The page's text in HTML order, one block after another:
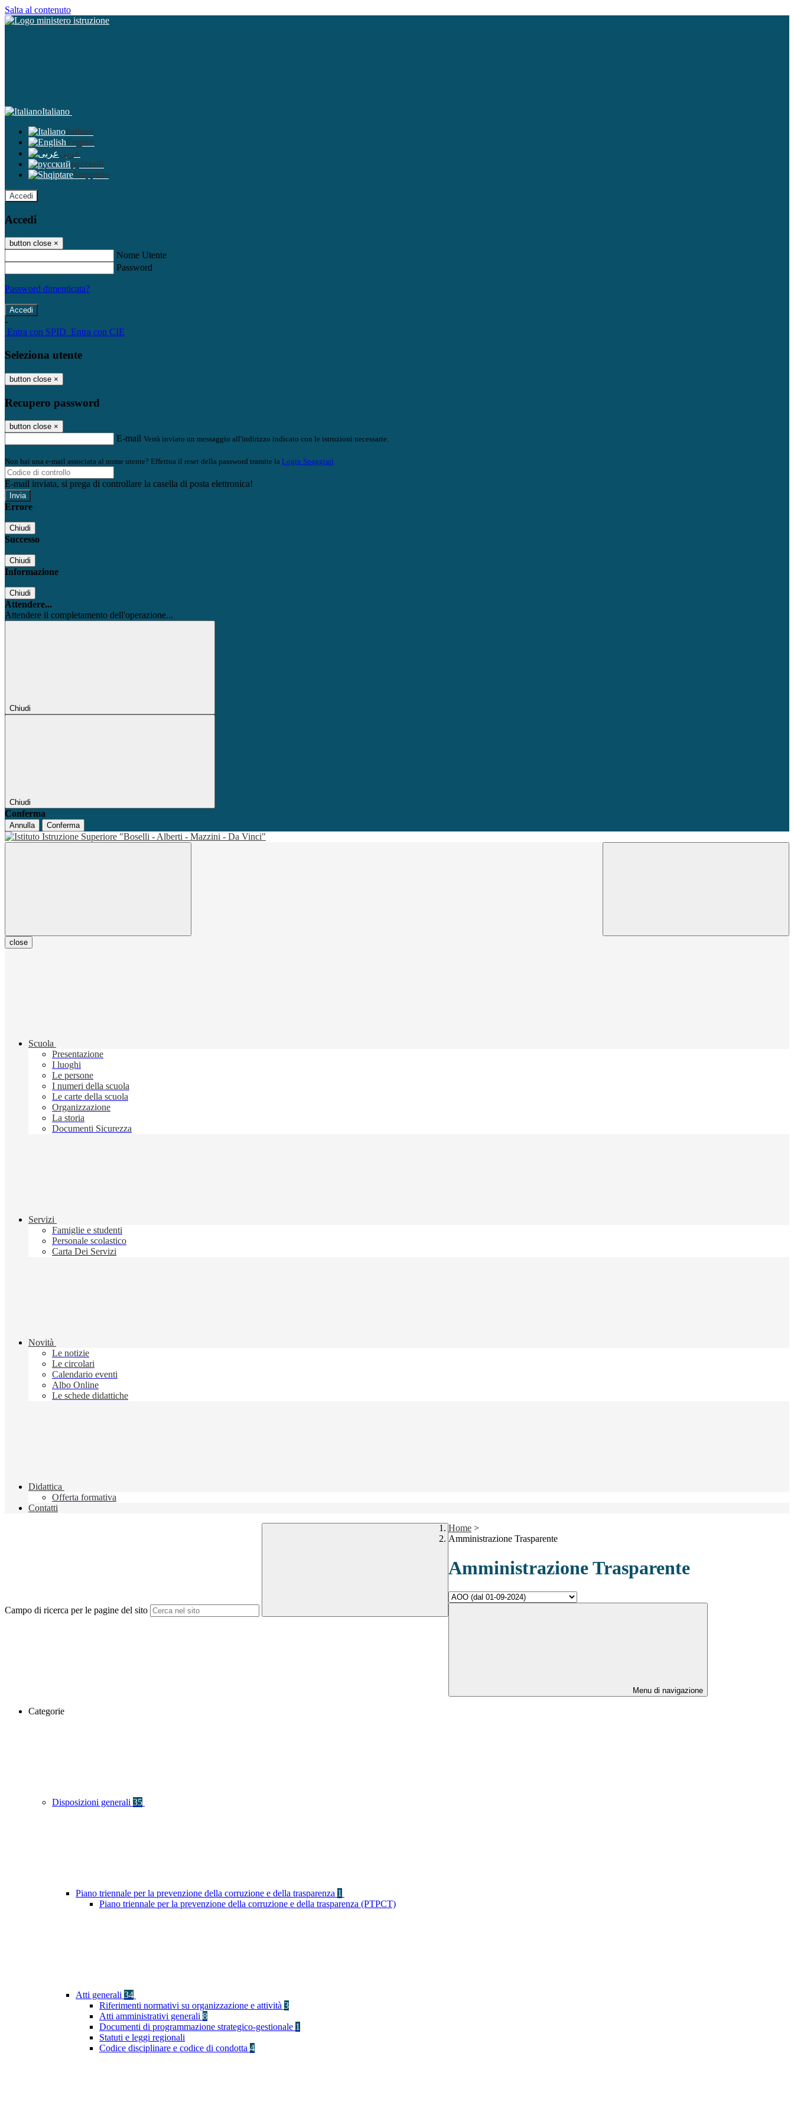
Salta al contenuto
Italiano
Italiano
English
عربى
русский
Shqiptare
Accedi
Accedi
button close ×
Nome Utente
Password
Password dimenticata?
-
Entra con SPID Entra con CIE
Seleziona utente
button close ×
Recupero password
button close ×
E-mail Verrà inviato un messaggio all'indirizzo indicato con le istruzioni necessarie.
Non hai una e-mail associata al nome utente? Effettua il reset della password tramite la Login Spaggiari
E-mail inviata, si prega di controllare la casella di posta elettronica!
Errore
Chiudi
Successo
Chiudi
Informazione
Chiudi
Attendere...
Attendere il completamento dell'operazione...
Chiudi
Chiudi
Conferma
Annulla Conferma
close
Scuola
Presentazione
I luoghi
Le persone
I numeri della scuola
Le carte della scuola
Organizzazione
La storia
Documenti Sicurezza
Servizi
Famiglie e studenti
Personale scolastico
Carta Dei Servizi
Novità
Le notizie
Le circolari
Calendario eventi
Albo Online
Le schede didattiche
Didattica
Offerta formativa
Contatti
Campo di ricerca per le pagine del sito
Home >
Amministrazione Trasparente
Amministrazione Trasparente
Menu di navigazione
Categorie
Disposizioni generali 35
Piano triennale per la prevenzione della corruzione e della trasparenza 1
Piano triennale per la prevenzione della corruzione e della trasparenza (PTPCT)
Atti generali 34
Riferimenti normativi su organizzazione e attività 3
Atti amministrativi generali 8
Documenti di programmazione strategico-gestionale 1
Statuti e leggi regionali
Codice disciplinare e codice di condotta 4